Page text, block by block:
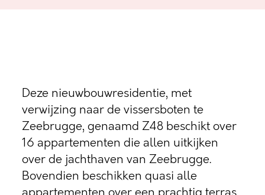
Deze nieuwbouwresidentie, met
verwijzing naar de vissersboten te
Zeebrugge, genaamd Z48 beschikt over
16 appartementen die allen uitkijken
over de jachthaven van Zeebrugge.
Bovendien beschikken quasi alle